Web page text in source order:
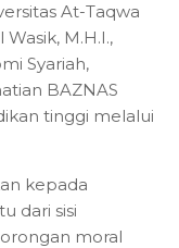
At-Taqwa
M.H.I.,
Syariah,
BAZNAS
tinggi melalui
kepada
dari sisi
moral